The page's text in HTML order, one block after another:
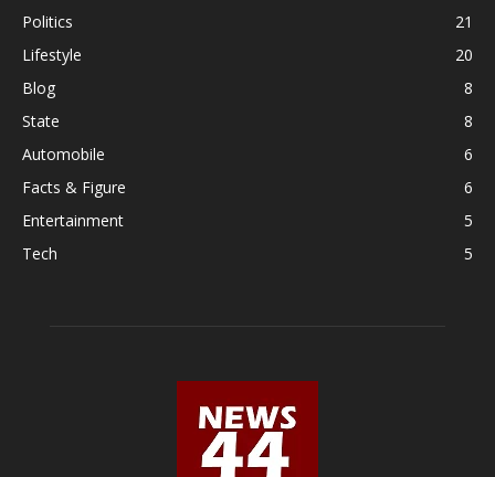
Politics
21
Lifestyle
20
Blog
8
State
8
Automobile
6
Facts & Figure
6
Entertainment
5
Tech
5